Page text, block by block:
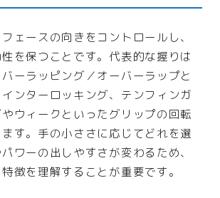
ェースの向きをコントロールし、
を保つことです。代表的な握りは
ーラッピング／オーバーラップと
ンターロッキング、テンフィンガ
ウィークといったグリップの回転
す。手の小ささに応じてどれを選
ワーの出しやすさが変わるため、
徴を理解することが重要です。